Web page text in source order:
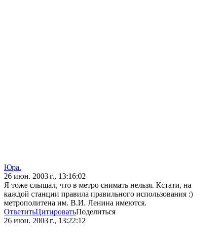
Юра.
26 июн. 2003 г., 13:16:02
Я тоже слышал, что в метро снимать нельзя. Кстати, на
каждой станции правила правильного использования :)
метрополитена им. В.И. Ленина имеются.
ОтветитьЦитироватьПоделиться
26 июн. 2003 г., 13:22:12